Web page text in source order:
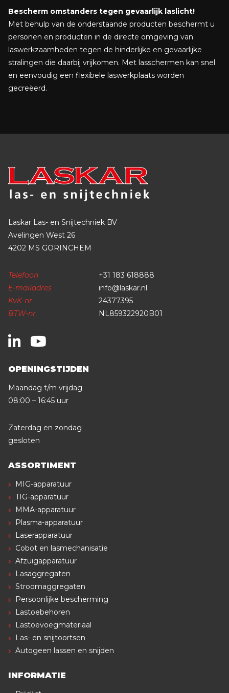
Bescherm omstanders tegen gevaarlijk laslicht!
Met behulp van de onderstaande producten beschermt u
personen en producten in de directe omgeving van
laswerkzaamheden tegen de hinderlijke en gevaarlijke
stralingen die daarbij vrijkomen. Met lasschermen kan snel
en eenvoudig een flexibele laswerkplaats worden
gecreëerd.
Laskar Las- en Snijtechniek BV
Avelingen West 26
4202 MS GORINCHEM
Telefoon
+31 183 618888
E-mailadres
info@laskar.nl
KvK-nr
24377395
BTW-nr
NL859322920B01
OPENINGSTIJDEN
Maandag t/m vrijdag
08:00 – 16:45 uur
Zaterdag en zondag
gesloten
ASSORTIMENT
MIG-apparatuur
TIG-apparatuur
MMA-apparatuur
Plasma-apparatuur
Laserapparatuur
Cobot en lasmechanisatie
Afzuigapparatuur
Lasaggregaten
Stroomaggregaten
Persoonlijke bescherming
Lastoebehoren
Lastoevoegmateriaal
Las- en snijtoortsen
Autogeen lassen en snijden
INFORMATIE